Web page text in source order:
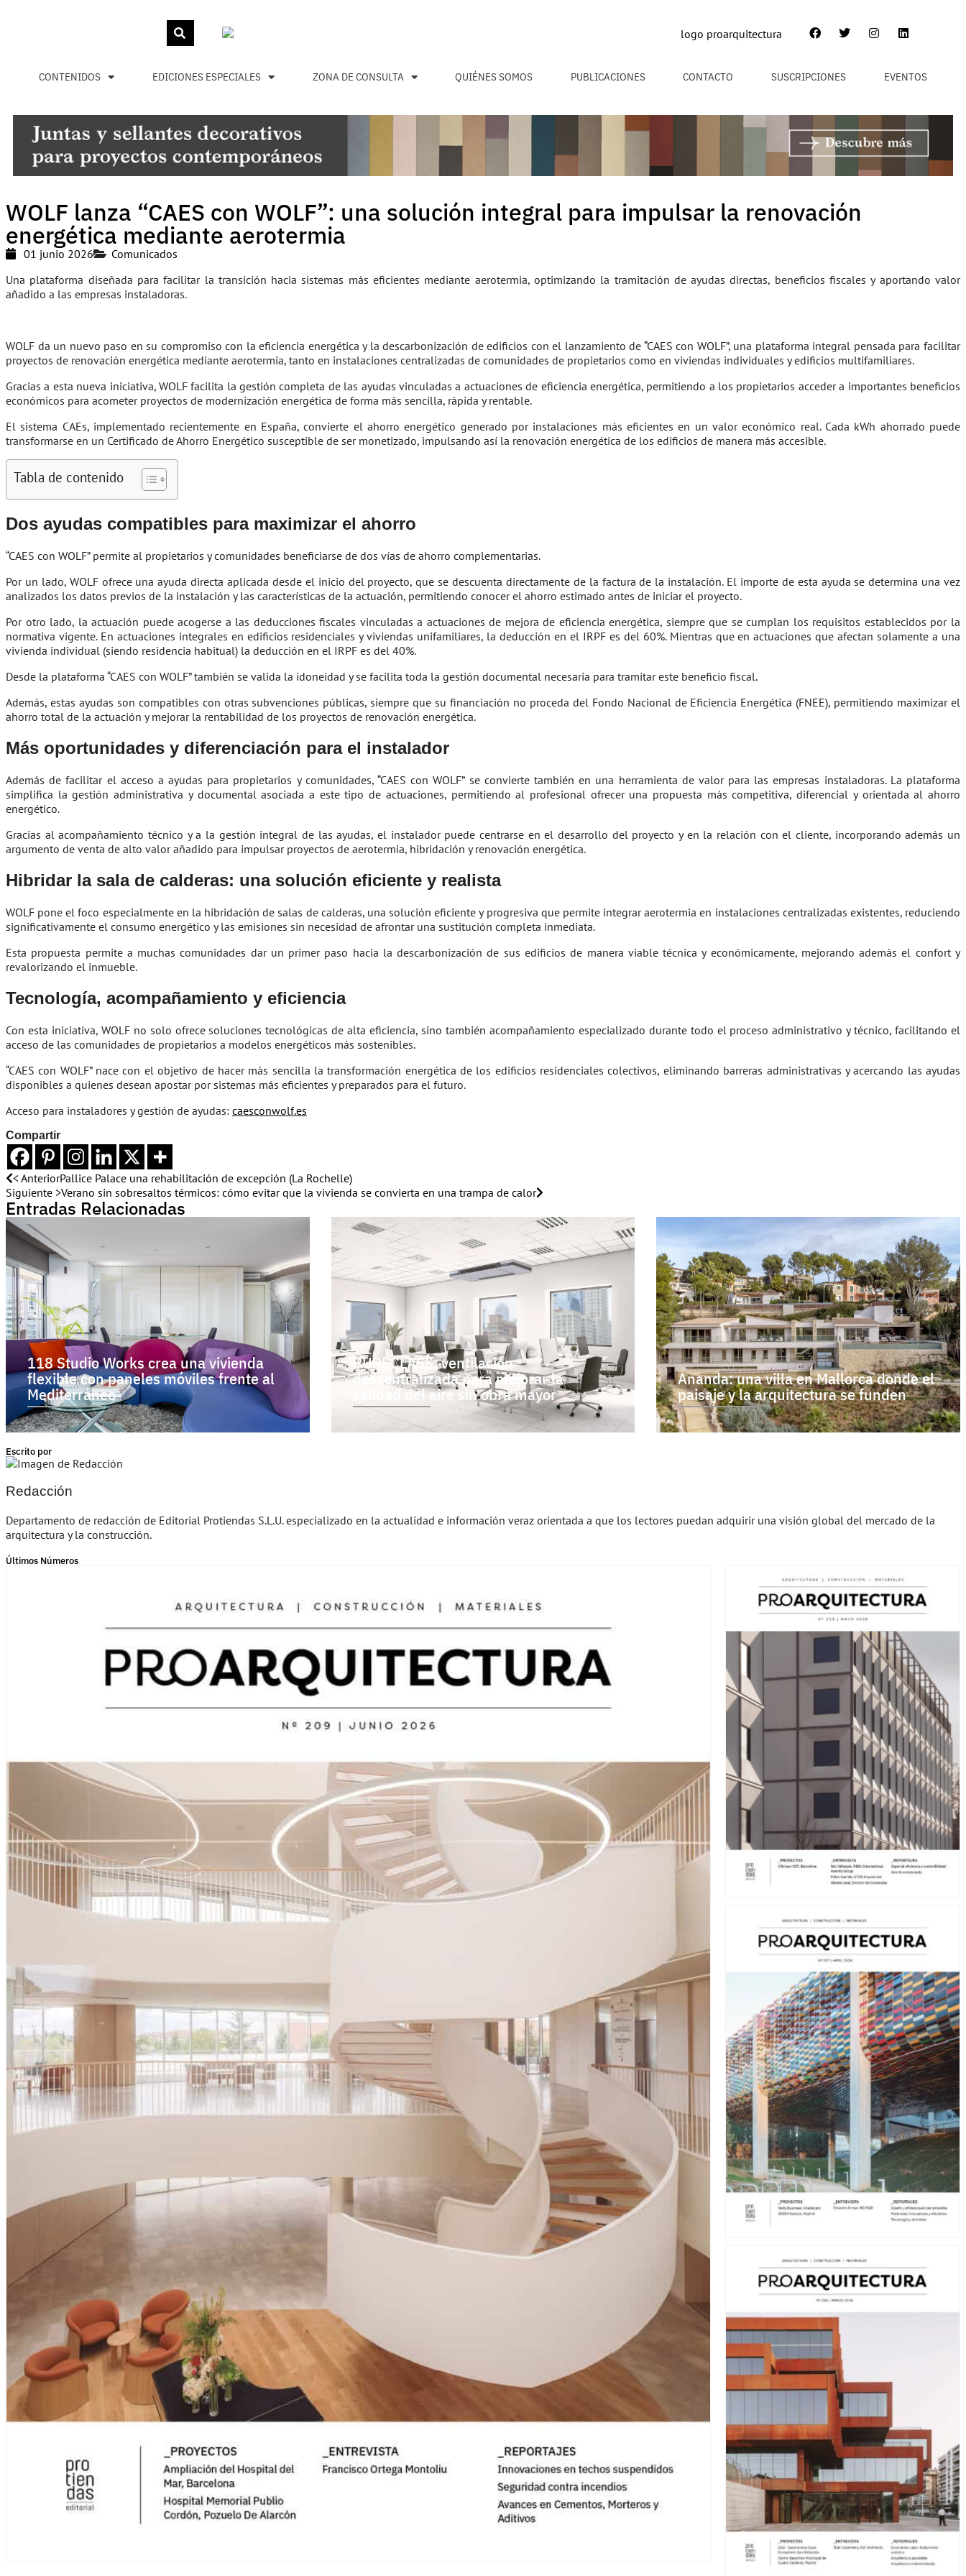
CONTENIDOS EDICIONES ESPECIALES ZONA DE CONSULTA QUIÉNES SOMOS PUBLICACIONES CONTACTO SUSCRIPCIONES EVENTOS
WOLF lanza “CAES con WOLF”: una solución integral para impulsar la renovación
energética mediante aerotermia
01 junio 2026
Comunicados
Una plataforma diseñada para facilitar la transición hacia sistemas más eficientes mediante aerotermia, optimizando la tramitación de ayudas directas, beneficios fiscales y aportando valor
añadido a las empresas instaladoras.
WOLF da un nuevo paso en su compromiso con la eficiencia energética y la descarbonización de edificios con el lanzamiento de “CAES con WOLF”, una plataforma integral pensada para facilitar
proyectos de renovación energética mediante aerotermia, tanto en instalaciones centralizadas de comunidades de propietarios como en viviendas individuales y edificios multifamiliares.
Gracias a esta nueva iniciativa, WOLF facilita la gestión completa de las ayudas vinculadas a actuaciones de eficiencia energética, permitiendo a los propietarios acceder a importantes beneficios
económicos para acometer proyectos de modernización energética de forma más sencilla, rápida y rentable.
El sistema CAEs, implementado recientemente en España, convierte el ahorro energético generado por instalaciones más eficientes en un valor económico real. Cada kWh ahorrado puede
transformarse en un Certificado de Ahorro Energético susceptible de ser monetizado, impulsando así la renovación energética de los edificios de manera más accesible.
Tabla de contenido
Dos ayudas compatibles para maximizar el ahorro
“CAES con WOLF” permite al propietarios y comunidades beneficiarse de dos vías de ahorro complementarias.
Por un lado, WOLF ofrece una ayuda directa aplicada desde el inicio del proyecto, que se descuenta directamente de la factura de la instalación. El importe de esta ayuda se determina una vez
analizados los datos previos de la instalación y las características de la actuación, permitiendo conocer el ahorro estimado antes de iniciar el proyecto.
Por otro lado, la actuación puede acogerse a las deducciones fiscales vinculadas a actuaciones de mejora de eficiencia energética, siempre que se cumplan los requisitos establecidos por la
normativa vigente. En actuaciones integrales en edificios residenciales y viviendas unifamiliares, la deducción en el IRPF es del 60%. Mientras que en actuaciones que afectan solamente a una
vivienda individual (siendo residencia habitual) la deducción en el IRPF es del 40%.
Desde la plataforma “CAES con WOLF” también se valida la idoneidad y se facilita toda la gestión documental necesaria para tramitar este beneficio fiscal.
Además, estas ayudas son compatibles con otras subvenciones públicas, siempre que su financiación no proceda del Fondo Nacional de Eficiencia Energética (FNEE), permitiendo maximizar el
ahorro total de la actuación y mejorar la rentabilidad de los proyectos de renovación energética.
Más oportunidades y diferenciación para el instalador
Además de facilitar el acceso a ayudas para propietarios y comunidades, “CAES con WOLF” se convierte también en una herramienta de valor para las empresas instaladoras. La plataforma
simplifica la gestión administrativa y documental asociada a este tipo de actuaciones, permitiendo al profesional ofrecer una propuesta más competitiva, diferencial y orientada al ahorro
energético.
Gracias al acompañamiento técnico y a la gestión integral de las ayudas, el instalador puede centrarse en el desarrollo del proyecto y en la relación con el cliente, incorporando además un
argumento de venta de alto valor añadido para impulsar proyectos de aerotermia, hibridación y renovación energética.
Hibridar la sala de calderas: una solución eficiente y realista
WOLF pone el foco especialmente en la hibridación de salas de calderas, una solución eficiente y progresiva que permite integrar aerotermia en instalaciones centralizadas existentes, reduciendo
significativamente el consumo energético y las emisiones sin necesidad de afrontar una sustitución completa inmediata.
Esta propuesta permite a muchas comunidades dar un primer paso hacia la descarbonización de sus edificios de manera viable técnica y económicamente, mejorando además el confort y
revalorizando el inmueble.
Tecnología, acompañamiento y eficiencia
Con esta iniciativa, WOLF no solo ofrece soluciones tecnológicas de alta eficiencia, sino también acompañamiento especializado durante todo el proceso administrativo y técnico, facilitando el
acceso de las comunidades de propietarios a modelos energéticos más sostenibles.
“CAES con WOLF” nace con el objetivo de hacer más sencilla la transformación energética de los edificios residenciales colectivos, eliminando barreras administrativas y acercando las ayudas
disponibles a quienes desean apostar por sistemas más eficientes y preparados para el futuro.
Acceso para instaladores y gestión de ayudas: caesconwolf.es
Compartir
< AnteriorPallice Palace una rehabilitación de excepción (La Rochelle)
Siguiente >Verano sin sobresaltos térmicos: cómo evitar que la vivienda se convierta en una trampa de calor
Entradas Relacionadas
118 Studio Works crea una vivienda
flexible con paneles móviles frente al
Mediterráneo
PURECLASS: ventilación
descentralizada para mejorar la
calidad del aire sin obra mayor
Ananda: una villa en Mallorca donde el
paisaje y la arquitectura se funden
Escrito por
Redacción
Departamento de redacción de Editorial Protiendas S.L.U. especializado en la actualidad e información veraz orientada a que los lectores puedan adquirir una visión global del mercado de la
arquitectura y la construcción.
Últimos Números